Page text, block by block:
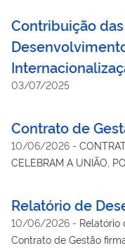
Contribuição
03/07/2025
Contrato de
10/06/2026 -
CELEBRAM A UNIÃO,
DESENVOLVIMENTO,
BRASILEIRA DE
Relatório de
10/06/2026 - Relatório
Contrato de Gestão